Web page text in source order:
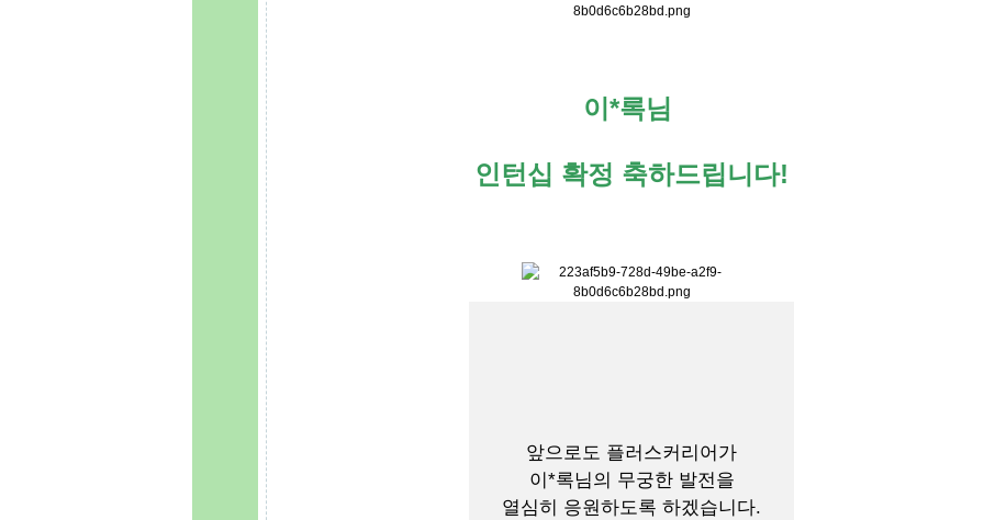
이*록님
인턴십 확정 축하드립니다!
앞으로도 플러스커리어가
이*록님의 무궁한 발전을
열심히 응원하도록 하겠습니다.